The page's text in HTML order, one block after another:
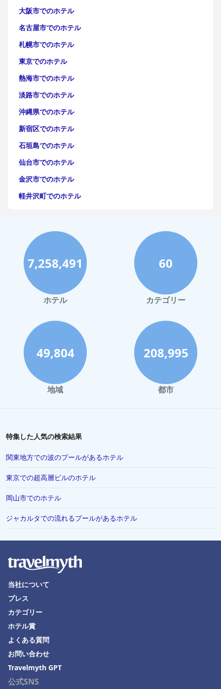
大阪市でのホテル
名古屋市でのホテル
札幌市でのホテル
東京でのホテル
熱海市でのホテル
淡路市でのホテル
沖縄県でのホテル
新宿区でのホテル
石垣島でのホテル
仙台市でのホテル
金沢市でのホテル
軽井沢町でのホテル
神戸市でのホテル
宮古島でのホテル
函館市でのホテル
ハワイイでのホテル
鎌倉市でのホテル
静岡市でのホテル
川崎市でのホテル
与論でのホテル
倉敷市でのホテル
蒲郡市でのホテル
三島市でのホテル
岐阜市でのホテル
米子市でのホテル
山形県でのホテル
調布市でのホテル
埼玉県でのホテル
舞鶴市でのホテル
与那国でのホテル
愛媛県でのホテル
湯沢町でのホテル
7,258,491
ホテル
60
カテゴリー
49,804
地域
208,995
都市
特集した人気の検索結果
関東地方での波のプールがあるホテル
東京での超高層ビルのホテル
岡山市でのホテル
ジャカルタでの流れるプールがあるホテル
公式SNS
当社について
プレス
カテゴリー
ホテル賞
よくある質問
お問い合わせ
Travelmyth GPT